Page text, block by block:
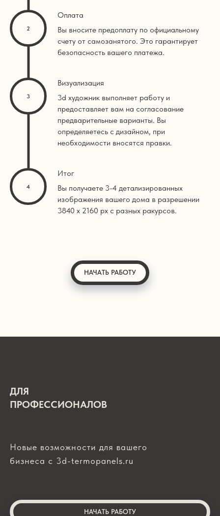
Оплата
Вы вносите предоплату по официальному
счету от самозанятого. Это гарантирует
безопасность вашего платежа.
Визуализация
3d художник выполняет работу и
предоставляет вам на согласование
предварительные варианты. Вы
определяетесь с дизайном, при
необходимости вносятся правки.
Итог
Вы получаете 3-4 детализированных
изображения вашего дома в разрешении
3840 х 2160 px с разных ракурсов.
НАЧАТЬ РАБОТУ
ДЛЯ
ПРОФЕССИОНАЛОВ
Новые возможности для вашего
бизнеса с 3d-termopanels.ru
НАЧАТЬ РАБОТУ